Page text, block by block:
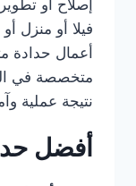
إصلاح أو
فيلا أو منزل
أعمال حدادة
متخصصة في
نتيجة عملية
أفضل